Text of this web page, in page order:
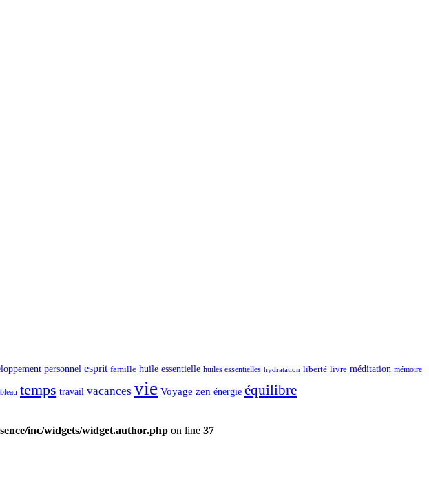
personnel esprit famille huile essentielle huiles essentielles hydratation liberté livre méditation mémoire
temps travail vacances vie Voyage zen énergie équilibre
inc/widgets/widget.author.php on line 37